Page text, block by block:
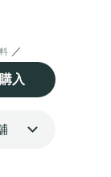
の奥行きまで
があふれている
。
入